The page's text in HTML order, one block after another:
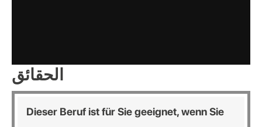
الحقائق
Dieser Beruf ist für Sie geeignet, wenn Sie